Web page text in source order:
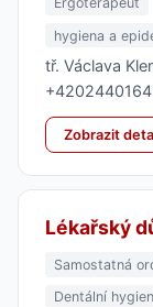
hygiena a
tř. Václava
Zobrazit
Lékařský
Samostatná
Dentální